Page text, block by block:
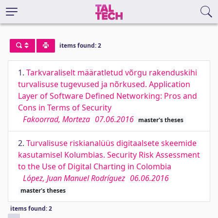
items found: 2
1. Tarkvaraliselt määratletud võrgu rakenduskihi
turvalisuse tugevused ja nõrkused. Application
Layer of Software Defined Networking: Pros and
Cons in Terms of Security
Fakoorrad, Morteza 07.06.2016 master's theses
2. Turvalisuse riskianalüüs digitaalsete skeemide
kasutamisel Kolumbias. Security Risk Assessment
to the Use of Digital Charting in Colombia
López, Juan Manuel Rodríguez 06.06.2016
master's theses
items found: 2